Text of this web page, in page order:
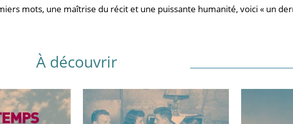
mots, une maîtrise du récit et une puissante humanité, voici « un
À découvrir